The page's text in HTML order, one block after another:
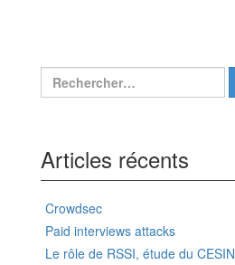
Rechercher :
Articles récents
Crowdsec
Paid interviews attacks
Le rôle de RSSI, étude du CESIN